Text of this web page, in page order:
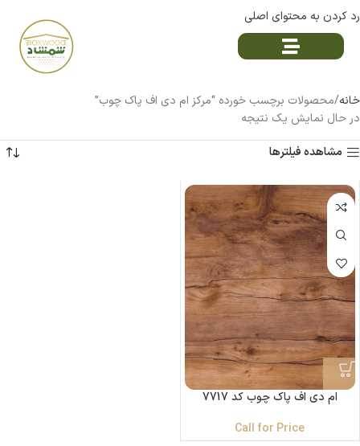
رد کردن به محتوای اصلی
خانه محصولات برچسب خورده “مرکز ام دی اف پاک چوب”
در حال نمایش یک نتیجه
مشاهده فیلترها
ام دی اف پاک چوب کد 7717
Call for Price